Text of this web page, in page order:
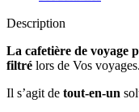
Description
La cafetière de voyage
filtré lors de Vos voyages.
Il s’agit de tout-en-un